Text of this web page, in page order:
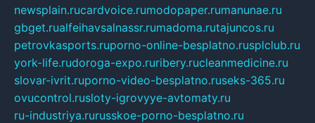
newsplain.rucardvoice.rumodopaper.rumanunae.ru
gbget.rualfeihavsalnassr.rumadoma.rutajuncos.ru
petrovkasports.ruporno-online-besplatno.rusplclub.ru
york-life.rudoroga-expo.ruribery.rucleanmedicine.ru
slovar-ivrit.ruporno-video-besplatno.ruseks-365.ru
ovucontrol.rusloty-igrovyye-avtomaty.ru
ru-industriya.rurusskoe-porno-besplatno.ru